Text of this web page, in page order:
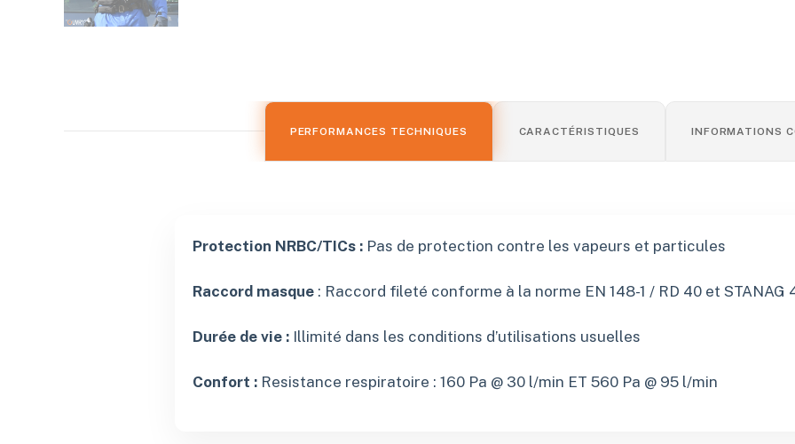
PERFORMANCES TECHNIQUES CARACTÉRISTIQUES INFORMATIONS
Protection NRBC/TICs : Pas de protection contre les vapeurs et particules
Raccord masque : Raccord fileté conforme à la norme EN 148-1 / RD 40 et STANAG
Durée de vie : Illimité dans les conditions d’utilisations usuelles
Confort : Resistance respiratoire : 160 Pa @ 30 l/min ET 560 Pa @ 95 l/min